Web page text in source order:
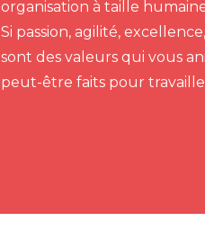
organisation à taille
Si passion, agilité,
sont des valeurs qui vous
peut-être faits pour